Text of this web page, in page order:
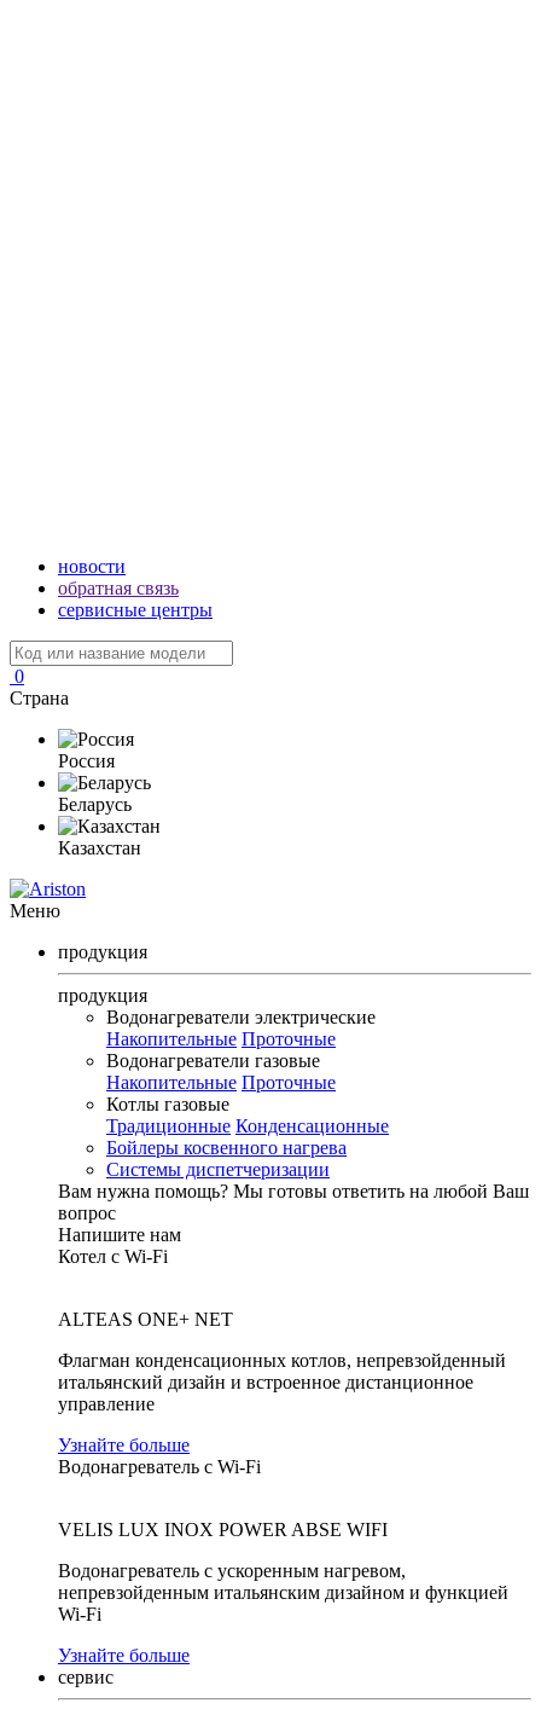
новости
обратная связь
сервисные центры
0
Страна
Россия
Беларусь
Казахстан
Меню
продукция
продукция
Водонагреватели электрические
Накопительные Проточные
Водонагреватели газовые
Накопительные Проточные
Котлы газовые
Традиционные Конденсационные
Бойлеры косвенного нагрева
Системы диспетчеризации
Вам нужна помощь? Мы готовы ответить на любой Ваш
вопрос
Напишите нам
Котел с Wi-Fi
ALTEAS ONE+ NET
Флагман конденсационных котлов, непревзойденный
итальянский дизайн и встроенное дистанционное
управление
Узнайте больше
Водонагреватель с Wi-Fi
VELIS LUX INOX POWER ABSE WIFI
Водонагреватель с ускоренным нагревом,
непревзойденным итальянским дизайном и функцией
Wi-Fi
Узнайте больше
сервис